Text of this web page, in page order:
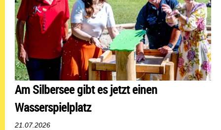
Am Silbersee gibt es jetzt einen
Wasserspielplatz
21.07.2026